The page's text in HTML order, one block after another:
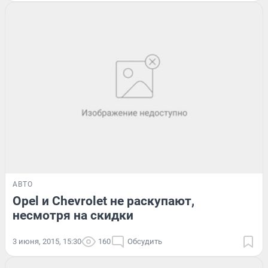
АВТО
Opel и Chevrolet не раскупают,
несмотря на скидки
3 июня, 2015, 15:30 160 Обсудить